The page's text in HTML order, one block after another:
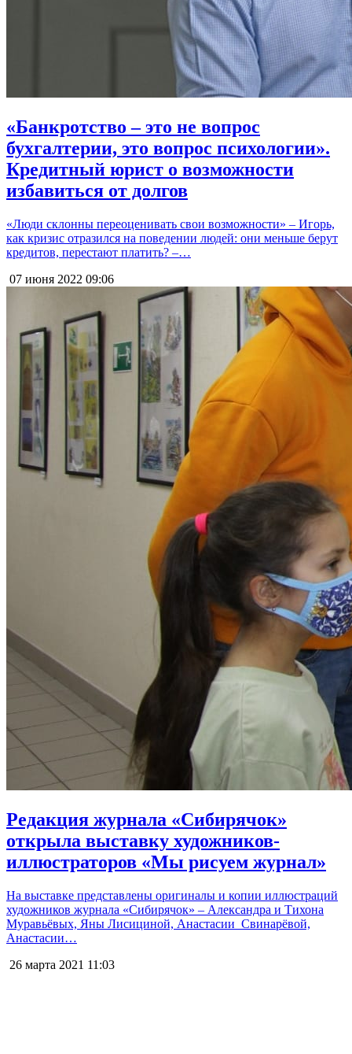
«Банкротство – это не вопрос
бухгалтерии, это вопрос психологии».
Кредитный юрист о возможности
избавиться от долгов
«Люди склонны переоценивать свои возможности» – Игорь,
как кризис отразился на поведении людей: они меньше берут
кредитов, перестают платить? –…
07 июня 2022 09:06
Редакция журнала «Сибирячок»
открыла выставку художников-
иллюстраторов «Мы рисуем журнал»
На выставке представлены оригиналы и копии иллюстраций
художников журнала «Сибирячок» – Александра и Тихона
Муравьёвых, Яны Лисициной, Анастасии Свинарёвой,
Анастасии…
26 марта 2021 11:03